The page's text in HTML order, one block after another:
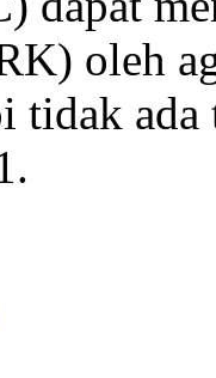
oleh
tidak